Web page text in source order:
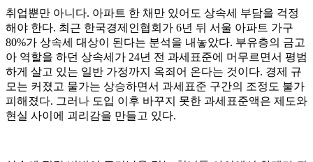
취업뿐만 아니다. 아파트 한 채만 있어도 상속세 부담을 걱정
해야 한다. 최근 한국경제인협회가 6년 뒤 서울 아파트 가구
80%가 상속세 대상이 된다는 분석을 내놓았다. 부유층의 금고
아 역할을 하던 상속세가 24년 전 과세표준에 머무르면서 평범
하게 살고 있는 일반 가정까지 옥죄어 온다는 것이다. 경제 규
모는 커졌고 물가는 상승하면서 과세표준 구간의 조정도 불가
피해졌다. 그러나 도입 이후 바꾸지 못한 과세표준액은 제도와
현실 사이에 괴리감을 만들고 있다.